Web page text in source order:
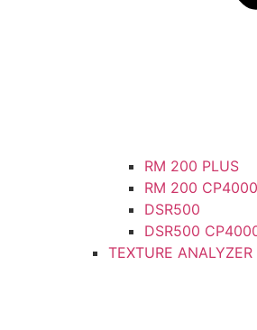
RM 200 PLUS
RM 200
DSR500
DSR500
TEXTURE ANALYZER